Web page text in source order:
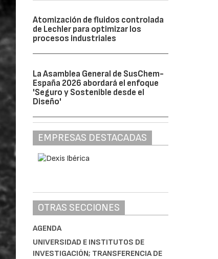
Atomización de fluidos controlada
de Lechler para optimizar los
procesos industriales
La Asamblea General de SusChem-
España 2026 abordará el enfoque
'Seguro y Sostenible desde el
Diseño'
EMPRESAS DESTACADAS
OTRAS SECCIONES
AGENDA
UNIVERSIDAD E INSTITUTOS DE
INVESTIGACIÓN; TRANSFERENCIA DE